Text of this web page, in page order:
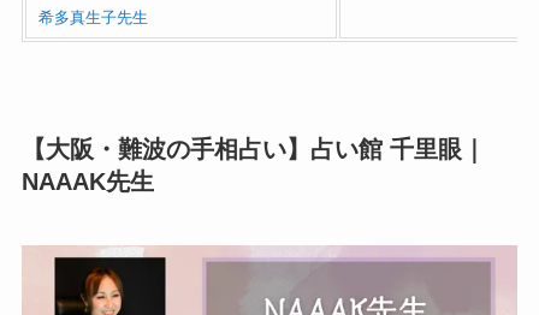
希多真生子先生
【大阪・難波の手相占い】 占い館 千里眼 ｜
NAAAK先生